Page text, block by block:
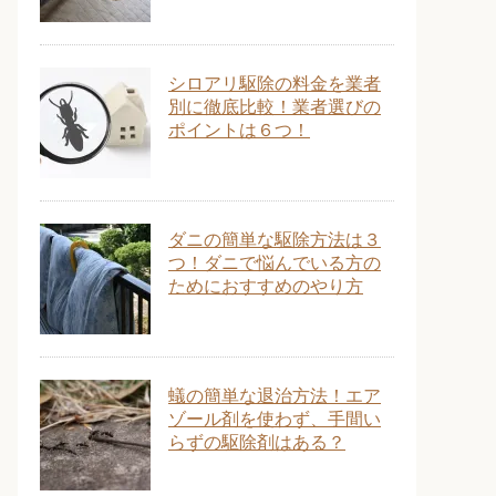
シロアリ駆除の料金を業者
別に徹底比較！業者選びの
ポイントは６つ！
ダニの簡単な駆除方法は３
つ！ダニで悩んでいる方の
ためにおすすめのやり方
蟻の簡単な退治方法！エア
ゾール剤を使わず、手間い
らずの駆除剤はある？